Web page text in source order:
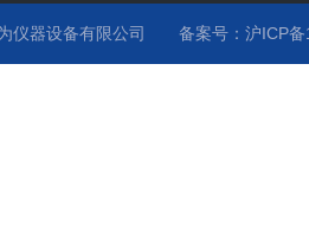
仪器设备有限公司 备案号：沪ICP